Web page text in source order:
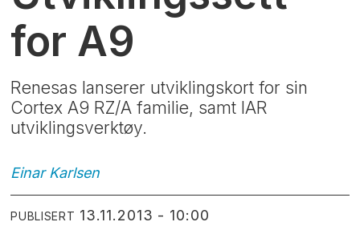
for A9
Renesas lanserer utviklingskort for sin
Cortex A9 RZ/A familie, samt IAR
utviklingsverktøy.
Einar Karlsen
PUBLISERT 13.11.2013 - 10:00